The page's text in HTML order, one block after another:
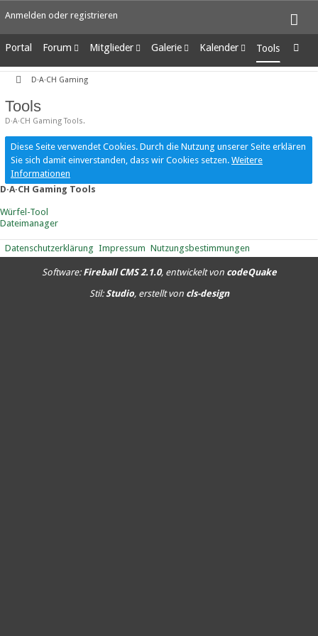
Anmelden oder registrieren
Portal Forum
Unerledigte Themen
Mitglieder
Letzte Aktivitäten
Galerie
Alben
Kalender
Wochenansicht
Tools
D·A·CH Gaming
Tools
D·A·CH Gaming Tools.
Diese Seite verwendet Cookies. Durch die Nutzung unserer Seite erklären
Sie sich damit einverstanden, dass wir Cookies setzen. Weitere
Informationen
D·A·CH Gaming Tools
Würfel-Tool
Dateimanager
Datenschutzerklärung Impressum Nutzungsbestimmungen
Software: Fireball CMS 2.1.0, entwickelt von codeQuake
Stil:Studio, erstellt von cls-design